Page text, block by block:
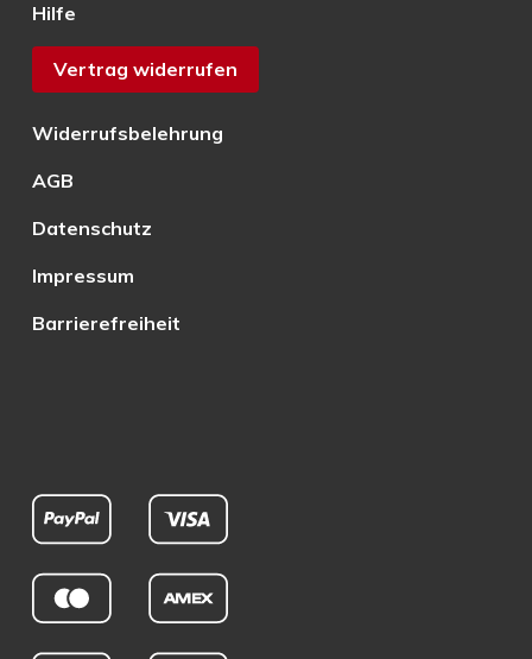
Hilfe
Vertrag widerrufen
Widerrufsbelehrung
AGB
Datenschutz
Impressum
Barrierefreiheit